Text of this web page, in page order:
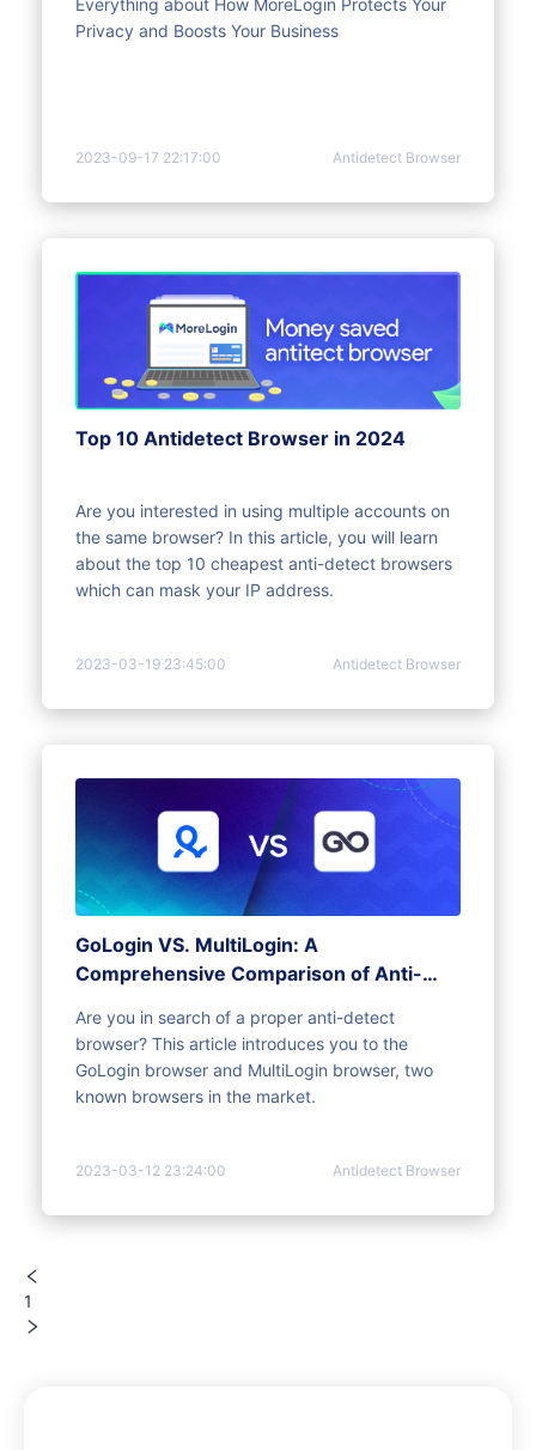
Everything about How MoreLogin Protects Your
Privacy and Boosts Your Business
2023-09-17 22:17:00 Antidetect Browser
Top 10 Antidetect Browser in 2024
Are you interested in using multiple accounts on
the same browser? In this article, you will learn
about the top 10 cheapest anti-detect browsers
which can mask your IP address.
2023-03-19 23:45:00 Antidetect Browser
GoLogin VS. MultiLogin: A
Comprehensive Comparison of Anti-
Are you in search of a proper anti-detect
browser? This article introduces you to the
GoLogin browser and MultiLogin browser, two
known browsers in the market.
2023-03-12 23:24:00 Antidetect Browser
1